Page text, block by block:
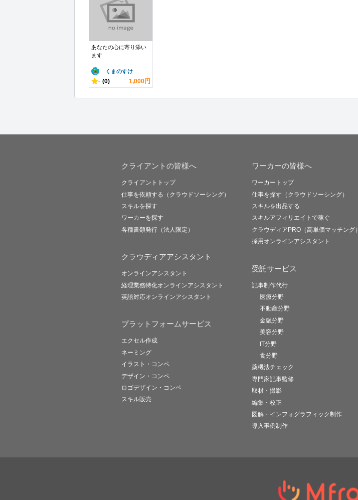
あなたの心に寄り添い
ます
くまのすけ
- (0) 1,000円
クライアントの皆様へ
クライアントトップ
仕事を依頼する（クラウドソーシング）
スキルを探す
ワーカーを探す
各種書類発行（法人限定）
クラウディアアシスタント
オンラインアシスタント
経理業務特化オンラインアシスタント
英語対応オンラインアシスタント
プラットフォームサービス
エクセル作成
ネーミング
イラスト・コンペ
デザイン・コンペ
ロゴデザイン・コンペ
スキル販売
ワーカーの皆様へ
ワーカートップ
仕事を探す（クラウドソーシング）
スキルを出品する
スキルアフィリエイトで稼ぐ
クラウディアPRO（高単価マッチング）
採用オンラインアシスタント
受託サービス
記事制作代行
医療分野
不動産分野
金融分野
美容分野
IT分野
食分野
薬機法チェック
専門家記事監修
取材・撮影
編集・校正
図解・インフォグラフィック制作
導入事例制作